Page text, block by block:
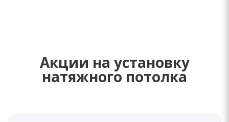
Акции на установку
натяжного потолка